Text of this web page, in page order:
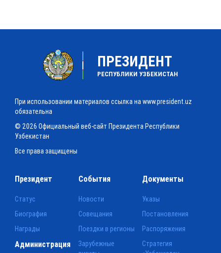
ПРЕЗИДЕНТ
РЕСПУБЛИКИ УЗБЕКИСТАН
При использовании материалов ссылка на www.president.uz
обязательна
© 2026 Официальный веб-сайт Президента Республики
Узбекистан
Все права защищены
Президент
Статус
Биография
Награды
События
Новости
Совещания
Поездки в регионы
Зарубежные
Документы
Указы
Постановления
Распоряжения
Стратегия
Администрация